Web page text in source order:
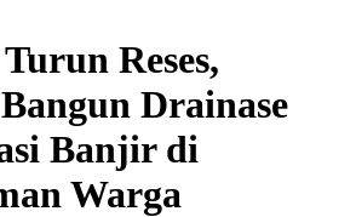
Reses,
Drainase
Banjir di
Warga